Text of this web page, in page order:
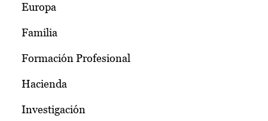
Europa
Familia
Formación Profesional
Hacienda
Investigación